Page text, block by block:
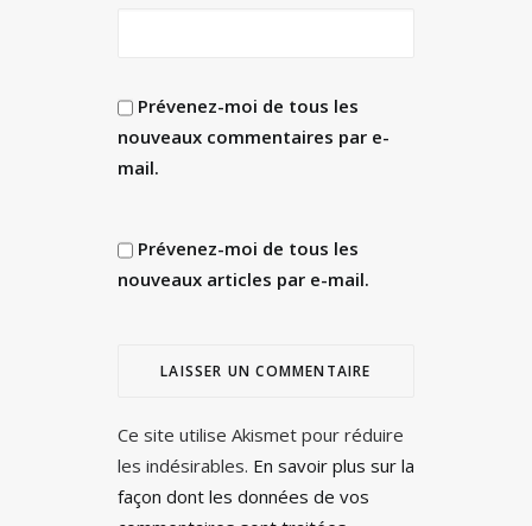
Prévenez-moi de tous les
nouveaux commentaires par e-
mail.
Prévenez-moi de tous les
nouveaux articles par e-mail.
Ce site utilise Akismet pour réduire
les indésirables. En savoir plus sur la
façon dont les données de vos